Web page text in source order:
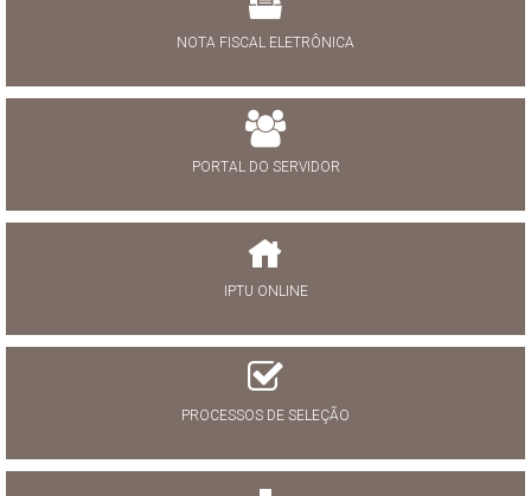
NOTA FISCAL ELETRÔNICA
PORTAL DO SERVIDOR
IPTU ONLINE
PROCESSOS DE SELEÇÃO